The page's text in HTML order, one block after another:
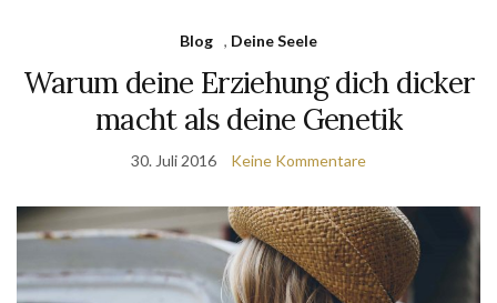
Blog , Deine Seele
Warum deine Erziehung dich dicker
macht als deine Genetik
30. Juli 2016 Keine Kommentare